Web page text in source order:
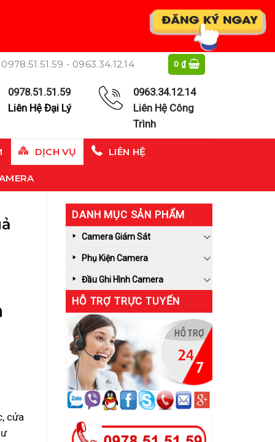
0978.51.51.59 - 0963.34.12.14 0₫
0978.51.51.59
Liên Hệ Đại Lý
0963.34.12.14
Liên Hệ Công
Trình
DỊCH VỤ LIÊN HỆ
cửa
DANH MỤC SẢN PHẨM
Camera Giám Sát
Phụ Kiện Camera
Đầu Ghi Hình Camera
HỖ TRỢ TRỰC TUYẾN